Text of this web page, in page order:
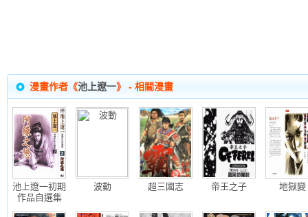
漫畫作者《池上遼一》 - 相關漫畫
池上遼一初期
作品自選集
波動 超三國志 帝王之子 地獄變